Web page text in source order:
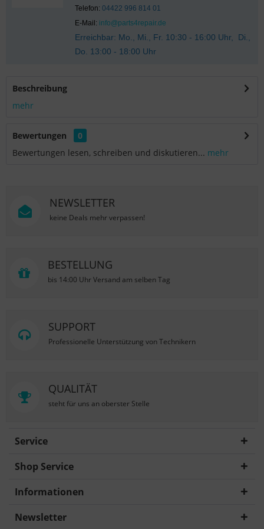
Telefon: 04422 996 814 01
E-Mail: info@parts4repair.de
Erreichbar: Mo., Mi., Fr. 10:30 - 16:00 Uhr, Di.,
Do. 13:00 - 18:00 Uhr
Beschreibung
mehr
Bewertungen
0
Bewertungen lesen, schreiben und diskutieren... mehr
NEWSLETTER
keine Deals mehr verpassen!
BESTELLUNG
bis 14:00 Uhr Versand am selben Tag
SUPPORT
Professionelle Unterstützung von Technikern
QUALITÄT
steht für uns an oberster Stelle
Service
Shop Service
Informationen
Newsletter